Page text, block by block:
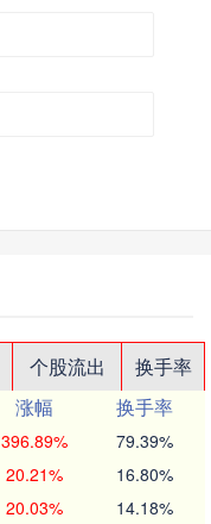
个股流出
换手率
涨幅
换手率
396.89% 79.39%
20.21% 16.80%
20.03% 14.18%